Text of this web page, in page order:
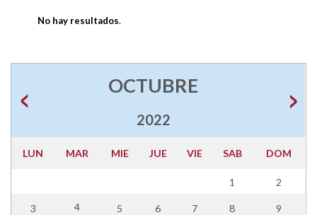
No hay resultados.
OCTUBRE
2022
LUN MAR MIE JUE VIE SAB DOM
1 2
3 4 5 6 7 8 9